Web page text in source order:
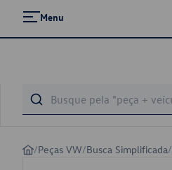
Menu
/Peças VW/Busca Simplificada/